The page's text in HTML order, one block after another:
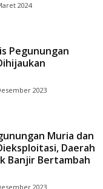
2024
Pegunungan
2023
Muria dan
Daerah
Banjir Bertambah
2023